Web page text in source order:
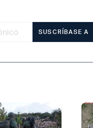
SUSCRÍBASE A